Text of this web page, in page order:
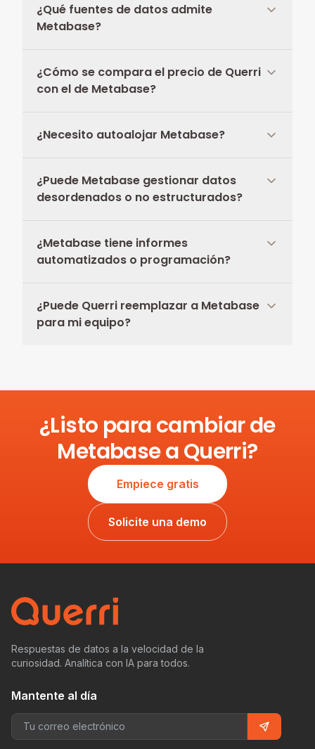
¿Qué fuentes de datos admite
Metabase?
¿Cómo se compara el precio de Querri
con el de Metabase?
¿Necesito autoalojar Metabase?
¿Puede Metabase gestionar datos
desordenados o no estructurados?
¿Metabase tiene informes
automatizados o programación?
¿Puede Querri reemplazar a Metabase
para mi equipo?
¿Listo para cambiar de
Metabase a Querri?
Empiece gratis
Solicite una demo
Respuestas de datos a la velocidad de la
curiosidad. Analítica con IA para todos.
Mantente al día